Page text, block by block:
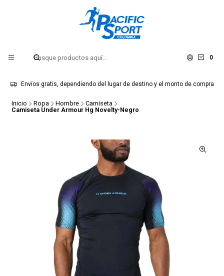
0
Envíos gratis, dependiendo del lugar de destino y el monto de compra
Inicio Ropa Hombre
Camiseta
Camiseta Under Armour Hg Novelty-Negro